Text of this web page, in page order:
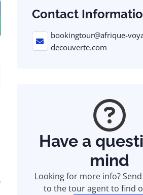
Contact
bookingtour@afrique-
decouverte.com
Have a
mind
Looking for more info?
to the tour agent to find